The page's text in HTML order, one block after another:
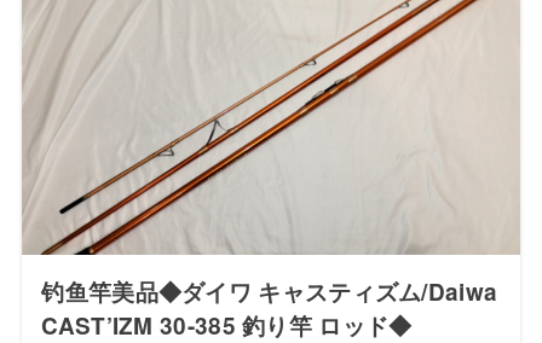
钓鱼竿美品◆ダイワ キャスティズム/Daiwa
CAST’IZM 30-385 釣り竿 ロッド◆